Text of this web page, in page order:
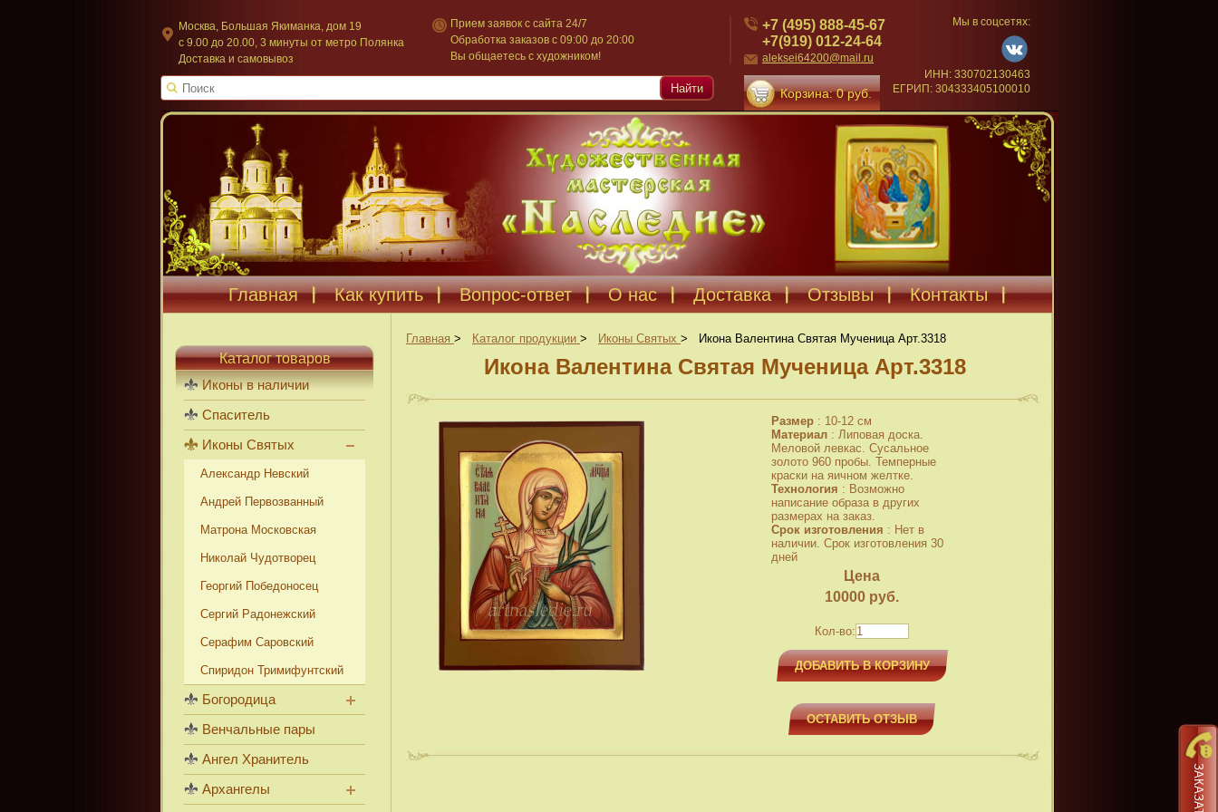
Москва, Большая Якиманка, дом 19
c 9.00 до 20.00, 3 минуты от метро Полянка
Доставка и самовывоз
Прием заявок с сайта 24/7
Обработка заказов с 09:00 до 20:00
Вы общаетесь с художником!
+7 (495) 888-45-67
+7(919) 012-24-64
aleksei64200@mail.ru
Корзина: 0 руб.
Мы в соцсетях:
ИНН: 330702130463
ЕГРИП: 304333405100010
Найти
Главная Как купить Вопрос-ответ О нас Доставка Отзывы Контакты
Главная > Каталог продукции > Иконы Святых > Икона Валентина Святая Мученица Арт.3318
Икона Валентина Святая Мученица Арт.3318
Размер : 10-12 см
Материал : Липовая доска.
Меловой левкас. Сусальное
золото 960 пробы. Темперные
краски на яичном желтке.
Технология : Возможно
написание образа в других
размерах на заказ.
Срок изготовления : Нет в
наличии. Срок изготовления 30
дней
Цена
10000 руб.
Кол-во:
ДОБАВИТЬ В КОРЗИНУ
ОСТАВИТЬ ОТЗЫВ
Каталог товаров
Иконы в наличии
Спаситель
Иконы Святых
Александр Невский
Андрей Первозванный
Матрона Московская
Николай Чудотворец
Георгий Победоносец
Сергий Радонежский
Серафим Саровский
Спиридон Тримифунтский
Богородица
Венчальные пары
Ангел Хранитель
Архангелы